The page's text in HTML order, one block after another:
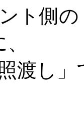
ト側の
渡し